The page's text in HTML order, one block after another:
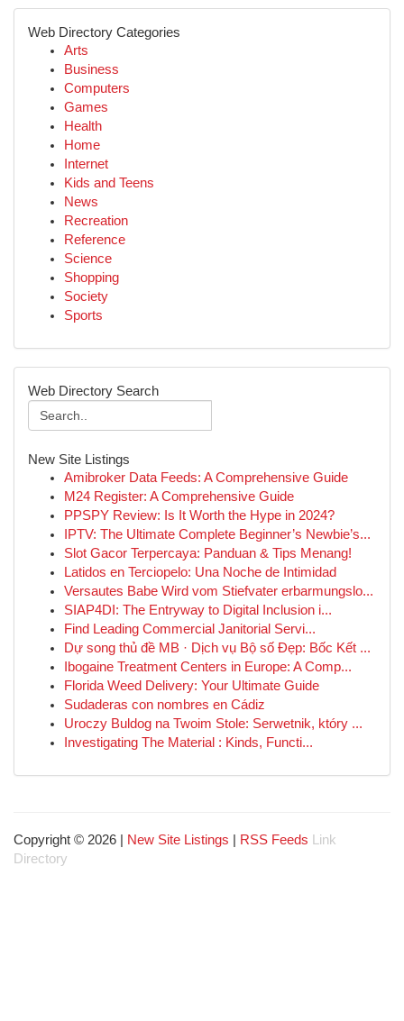
Web Directory Categories
Arts
Business
Computers
Games
Health
Home
Internet
Kids and Teens
News
Recreation
Reference
Science
Shopping
Society
Sports
Web Directory Search
New Site Listings
Amibroker Data Feeds: A Comprehensive Guide
M24 Register: A Comprehensive Guide
PPSPY Review: Is It Worth the Hype in 2024?
IPTV: The Ultimate Complete Beginner’s Newbie’s...
Slot Gacor Terpercaya: Panduan & Tips Menang!
Latidos en Terciopelo: Una Noche de Intimidad
Versautes Babe Wird vom Stiefvater erbarmungslo...
SIAP4DI: The Entryway to Digital Inclusion i...
Find Leading Commercial Janitorial Servi...
Dự song thủ đề MB · Dịch vụ Bộ số Đẹp: Bốc Kết ...
Ibogaine Treatment Centers in Europe: A Comp...
Florida Weed Delivery: Your Ultimate Guide
Sudaderas con nombres en Cádiz
Uroczy Buldog na Twoim Stole: Serwetnik, który ...
Investigating The Material : Kinds, Functi...
Copyright © 2026 | New Site Listings RSS Feeds
Link
Directory